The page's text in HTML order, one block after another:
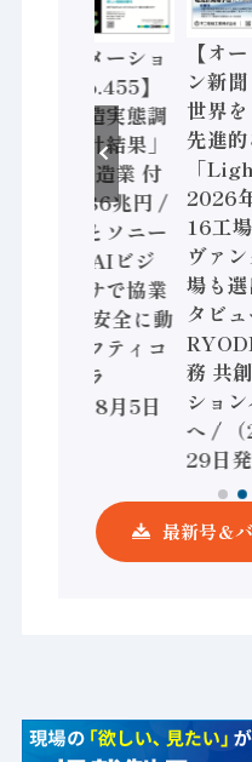
【オートメーショ
ン新聞 No.455】
「経済構造実態調
査二次集計結果」
2024年製造業 付
加価値額86兆円 /
三菱電機とソニー
セミコン AIビジ
ョンセンサで協業
/ IDEC、安全に動
かすセーフティコ
ントローラ
（2026年8月5日
【オ
ン新
世界
先進
「
2026
16工
ヴァ
場も
タビュ
務 共
ショ
へ /
29日発
最新号＆